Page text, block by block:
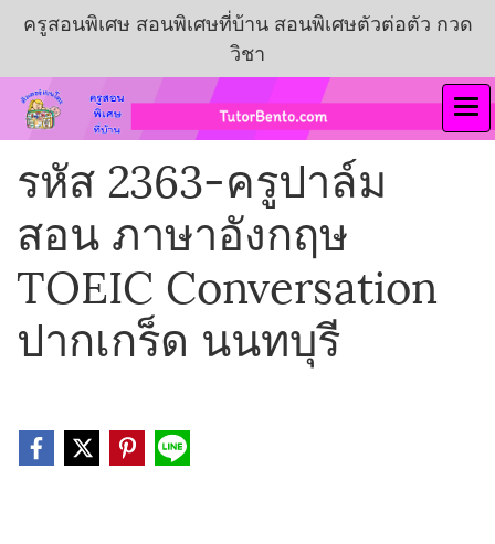
ครูสอนพิเศษ สอนพิเศษที่บ้าน สอนพิเศษตัวต่อตัว กวด
วิชา
รหัส 2363-ครูปาล์ม
สอน ภาษาอังกฤษ
TOEIC Conversation
ปากเกร็ด นนทบุรี